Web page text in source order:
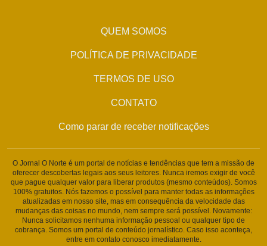
QUEM SOMOS
POLÍTICA DE PRIVACIDADE
TERMOS DE USO
CONTATO
Como parar de receber notificações
O Jornal O Norte é um portal de notícias e tendências que tem a missão de
oferecer descobertas legais aos seus leitores. Nunca iremos exigir de você
que pague qualquer valor para liberar produtos (mesmo conteúdos). Somos
100% gratuitos. Nós fazemos o possível para manter todas as informações
atualizadas em nosso site, mas em consequência da velocidade das
mudanças das coisas no mundo, nem sempre será possível. Novamente:
Nunca solicitamos nenhuma informação pessoal ou qualquer tipo de
cobrança. Somos um portal de conteúdo jornalístico. Caso isso aconteça,
entre em contato conosco imediatamente.